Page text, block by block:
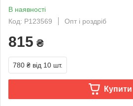
В наявності
Код: P123569
Опт і роздріб
815 ₴
780 ₴ від 10 шт.
Купити